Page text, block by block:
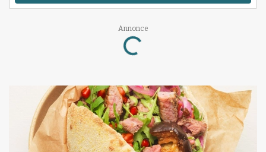
Annonce
Loading...